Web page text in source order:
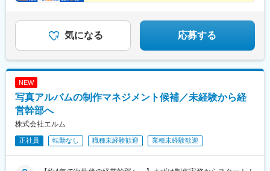
気になる 応募する
NEW
写真アルバムの制作マネジメント候補／未経験から経
営幹部へ
株式会社エルム
正社員 転勤なし 職種未経験歓迎 業種未経験歓迎